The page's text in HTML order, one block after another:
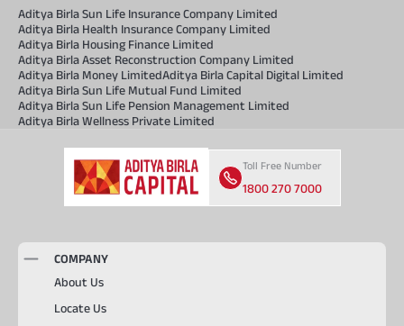
Aditya Birla Sun Life Insurance Company Limited
Aditya Birla Health Insurance Company Limited
Aditya Birla Housing Finance Limited
Aditya Birla Asset Reconstruction Company Limited
Aditya Birla Money LimitedAditya Birla Capital Digital Limited
Aditya Birla Sun Life Mutual Fund Limited
Aditya Birla Sun Life Pension Management Limited
Aditya Birla Wellness Private Limited
Toll Free Number
1800 270 7000
COMPANY
About Us
Locate Us